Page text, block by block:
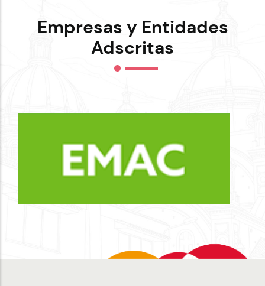
Empresas y Entidades
Adscritas